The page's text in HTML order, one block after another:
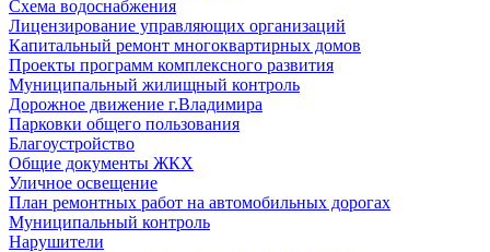
Схема водоснабжения
Лицензирование управляющих организаций
Капитальный ремонт многоквартирных домов
Проекты программ комплексного развития
Муниципальный жилищный контроль
Дорожное движение г.Владимира
Парковки общего пользования
Благоустройство
Общие документы ЖКХ
Уличное освещение
План ремонтных работ на автомобильных дорогах
Муниципальный контроль
Нарушители